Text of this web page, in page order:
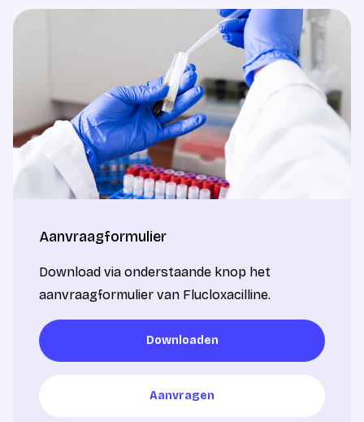
Aanvraagformulier
Download via onderstaande knop het
aanvraagformulier van Flucloxacilline.
Downloaden
Aanvragen